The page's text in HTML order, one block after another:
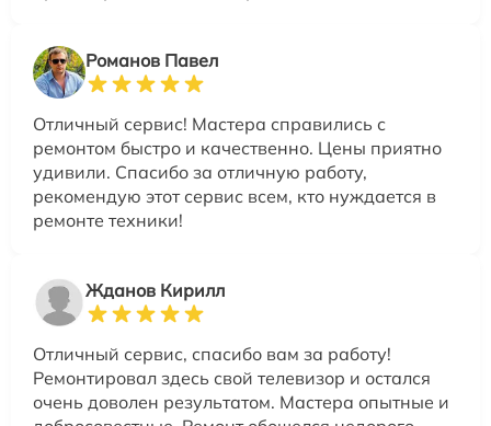
Романов Павел
Отличный сервис! Мастера справились с
ремонтом быстро и качественно. Цены приятно
удивили. Спасибо за отличную работу,
рекомендую этот сервис всем, кто нуждается в
ремонте техники!
Жданов Кирилл
Отличный сервис, спасибо вам за работу!
Ремонтировал здесь свой телевизор и остался
очень доволен результатом. Мастера опытные и